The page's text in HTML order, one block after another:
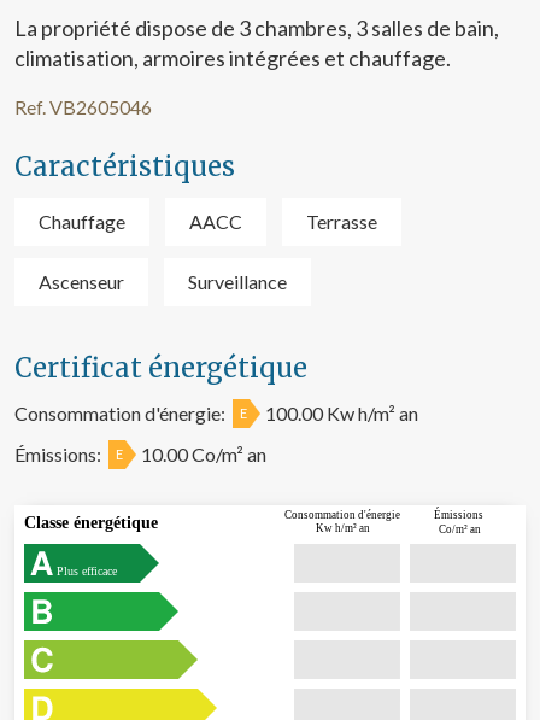
La propriété dispose de 3 chambres, 3 salles de bain,
climatisation, armoires intégrées et chauffage.
Ref. VB2605046
Caractéristiques
Chauffage AACC Terrasse
Ascenseur Surveillance
Certificat énergétique
Consommation d'énergie: E
100.00 Kw h/m² an
Émissions:
E 10.00 Co/m² an
Plus efficace
Classe énergétique Consommation d'énergie
Kw h/m² an
Émissions
Co/m² an